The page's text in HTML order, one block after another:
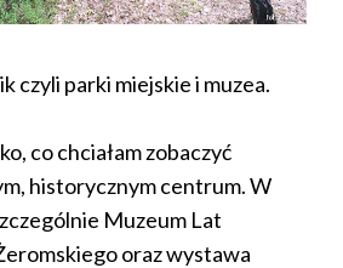
czyli parki miejskie i muzea.
co chciałam zobaczyć
historycznym centrum. W
Muzeum Lat
oraz wystawa